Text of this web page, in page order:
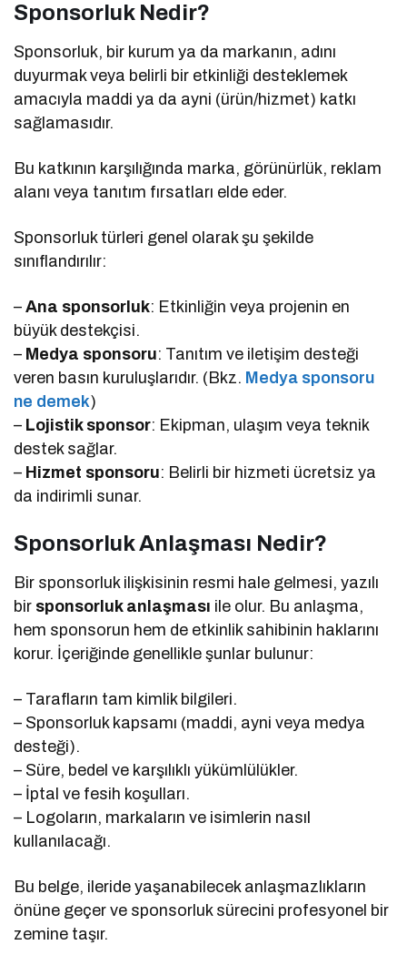
Sponsorluk Nedir?
Sponsorluk, bir kurum ya da markanın, adını
duyurmak veya belirli bir etkinliği desteklemek
amacıyla maddi ya da ayni (ürün/hizmet) katkı
sağlamasıdır.
Bu katkının karşılığında marka, görünürlük, reklam
alanı veya tanıtım fırsatları elde eder.
Sponsorluk türleri genel olarak şu şekilde
sınıflandırılır:
–Ana sponsorluk: Etkinliğin veya projenin en
büyük destekçisi.
– Medya sponsoru: Tanıtım ve iletişim desteği
veren basın kuruluşlarıdır. (Bkz. Medya sponsoru
ne demek)
– Lojistik sponsor: Ekipman, ulaşım veya teknik
destek sağlar.
– Hizmet sponsoru: Belirli bir hizmeti ücretsiz ya
da indirimli sunar.
Sponsorluk Anlaşması Nedir?
Bir sponsorluk ilişkisinin resmi hale gelmesi, yazılı
bir sponsorluk anlaşması ile olur. Bu anlaşma,
hem sponsorun hem de etkinlik sahibinin haklarını
korur. İçeriğinde genellikle şunlar bulunur:
– Tarafların tam kimlik bilgileri.
– Sponsorluk kapsamı (maddi, ayni veya medya
desteği).
– Süre, bedel ve karşılıklı yükümlülükler.
– İptal ve fesih koşulları.
– Logoların, markaların ve isimlerin nasıl
kullanılacağı.
Bu belge, ileride yaşanabilecek anlaşmazlıkların
önüne geçer ve sponsorluk sürecini profesyonel bir
zemine taşır.